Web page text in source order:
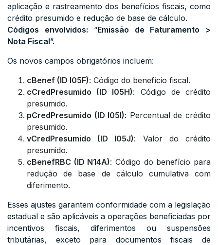
aplicação e rastreamento dos benefícios fiscais, como
crédito presumido e redução de base de cálculo.
Códigos envolvidos: “Emissão de Faturamento >
Nota Fiscal”.
Os novos campos obrigatórios incluem:
cBenef (ID I05F): Código do benefício fiscal.
cCredPresumido (ID I05H): Código de crédito
presumido.
pCredPresumido (ID I05I): Percentual de crédito
presumido.
vCredPresumido (ID I05J): Valor do crédito
presumido.
cBenefRBC (ID N14A): Código do benefício para
redução de base de cálculo cumulativa com
diferimento.
Esses ajustes garantem conformidade com a legislação
estadual e são aplicáveis a operações beneficiadas por
incentivos fiscais, diferimentos ou suspensões
tributárias, exceto para documentos fiscais de